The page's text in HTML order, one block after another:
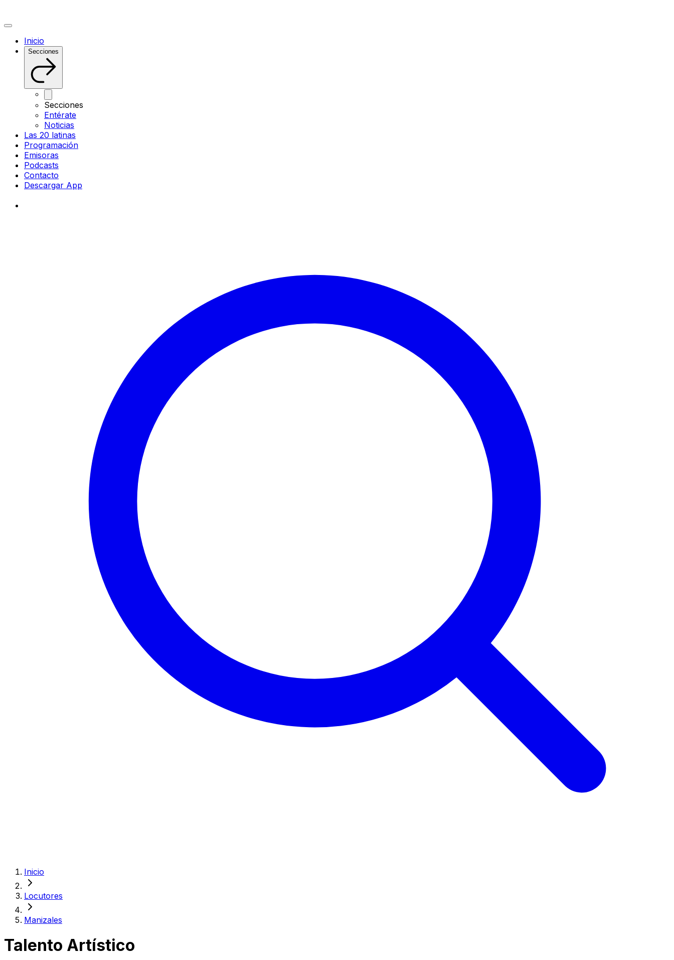
Inicio
Secciones
Secciones
Entérate
Noticias
Las 20 latinas
Programación
Emisoras
Podcasts
Contacto
Descargar App
Inicio
Locutores
Manizales
Talento Artístico